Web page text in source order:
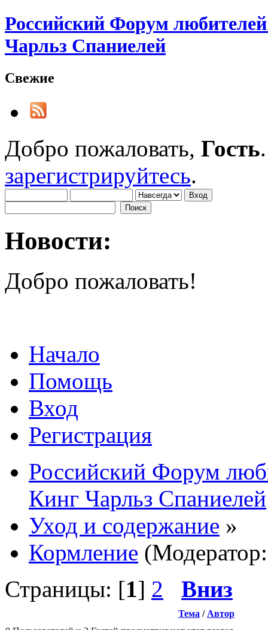
Российский Форум
Чарльз Спаниелей
Свежие
Добро пожаловать, Гость
зарегистрируйтесь.
Новости:
Добро пожаловать!
Начало
Помощь
Вход
Регистрация
Российский Форум
Кинг Чарльз Спаниелей
Уход и содержание »
Кормление
Страницы: [1] 2 Вниз
Тема / Автор